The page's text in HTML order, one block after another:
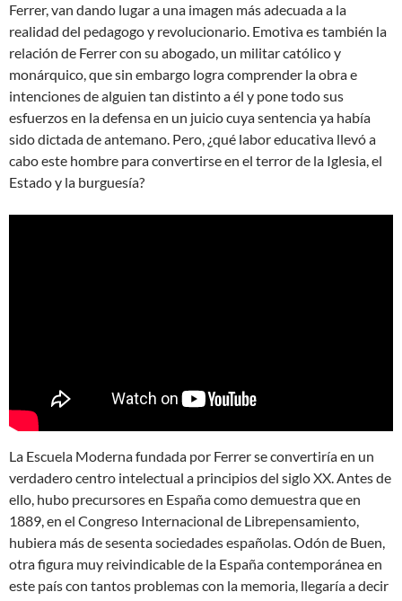
Ferrer, van dando lugar a una imagen más adecuada a la
realidad del pedagogo y revolucionario. Emotiva es también la
relación de Ferrer con su abogado, un militar católico y
monárquico, que sin embargo logra comprender la obra e
intenciones de alguien tan distinto a él y pone todo sus
esfuerzos en la defensa en un juicio cuya sentencia ya había
sido dictada de antemano. Pero, ¿qué labor educativa llevó a
cabo este hombre para convertirse en el terror de la Iglesia, el
Estado y la burguesía?
La Escuela Moderna fundada por Ferrer se convertiría en un
verdadero centro intelectual a principios del siglo XX. Antes de
ello, hubo precursores en España como demuestra que en
1889, en el Congreso Internacional de Librepensamiento,
hubiera más de sesenta sociedades españolas. Odón de Buen,
otra figura muy reivindicable de la España contemporánea en
este país con tantos problemas con la memoria, llegaría a decir